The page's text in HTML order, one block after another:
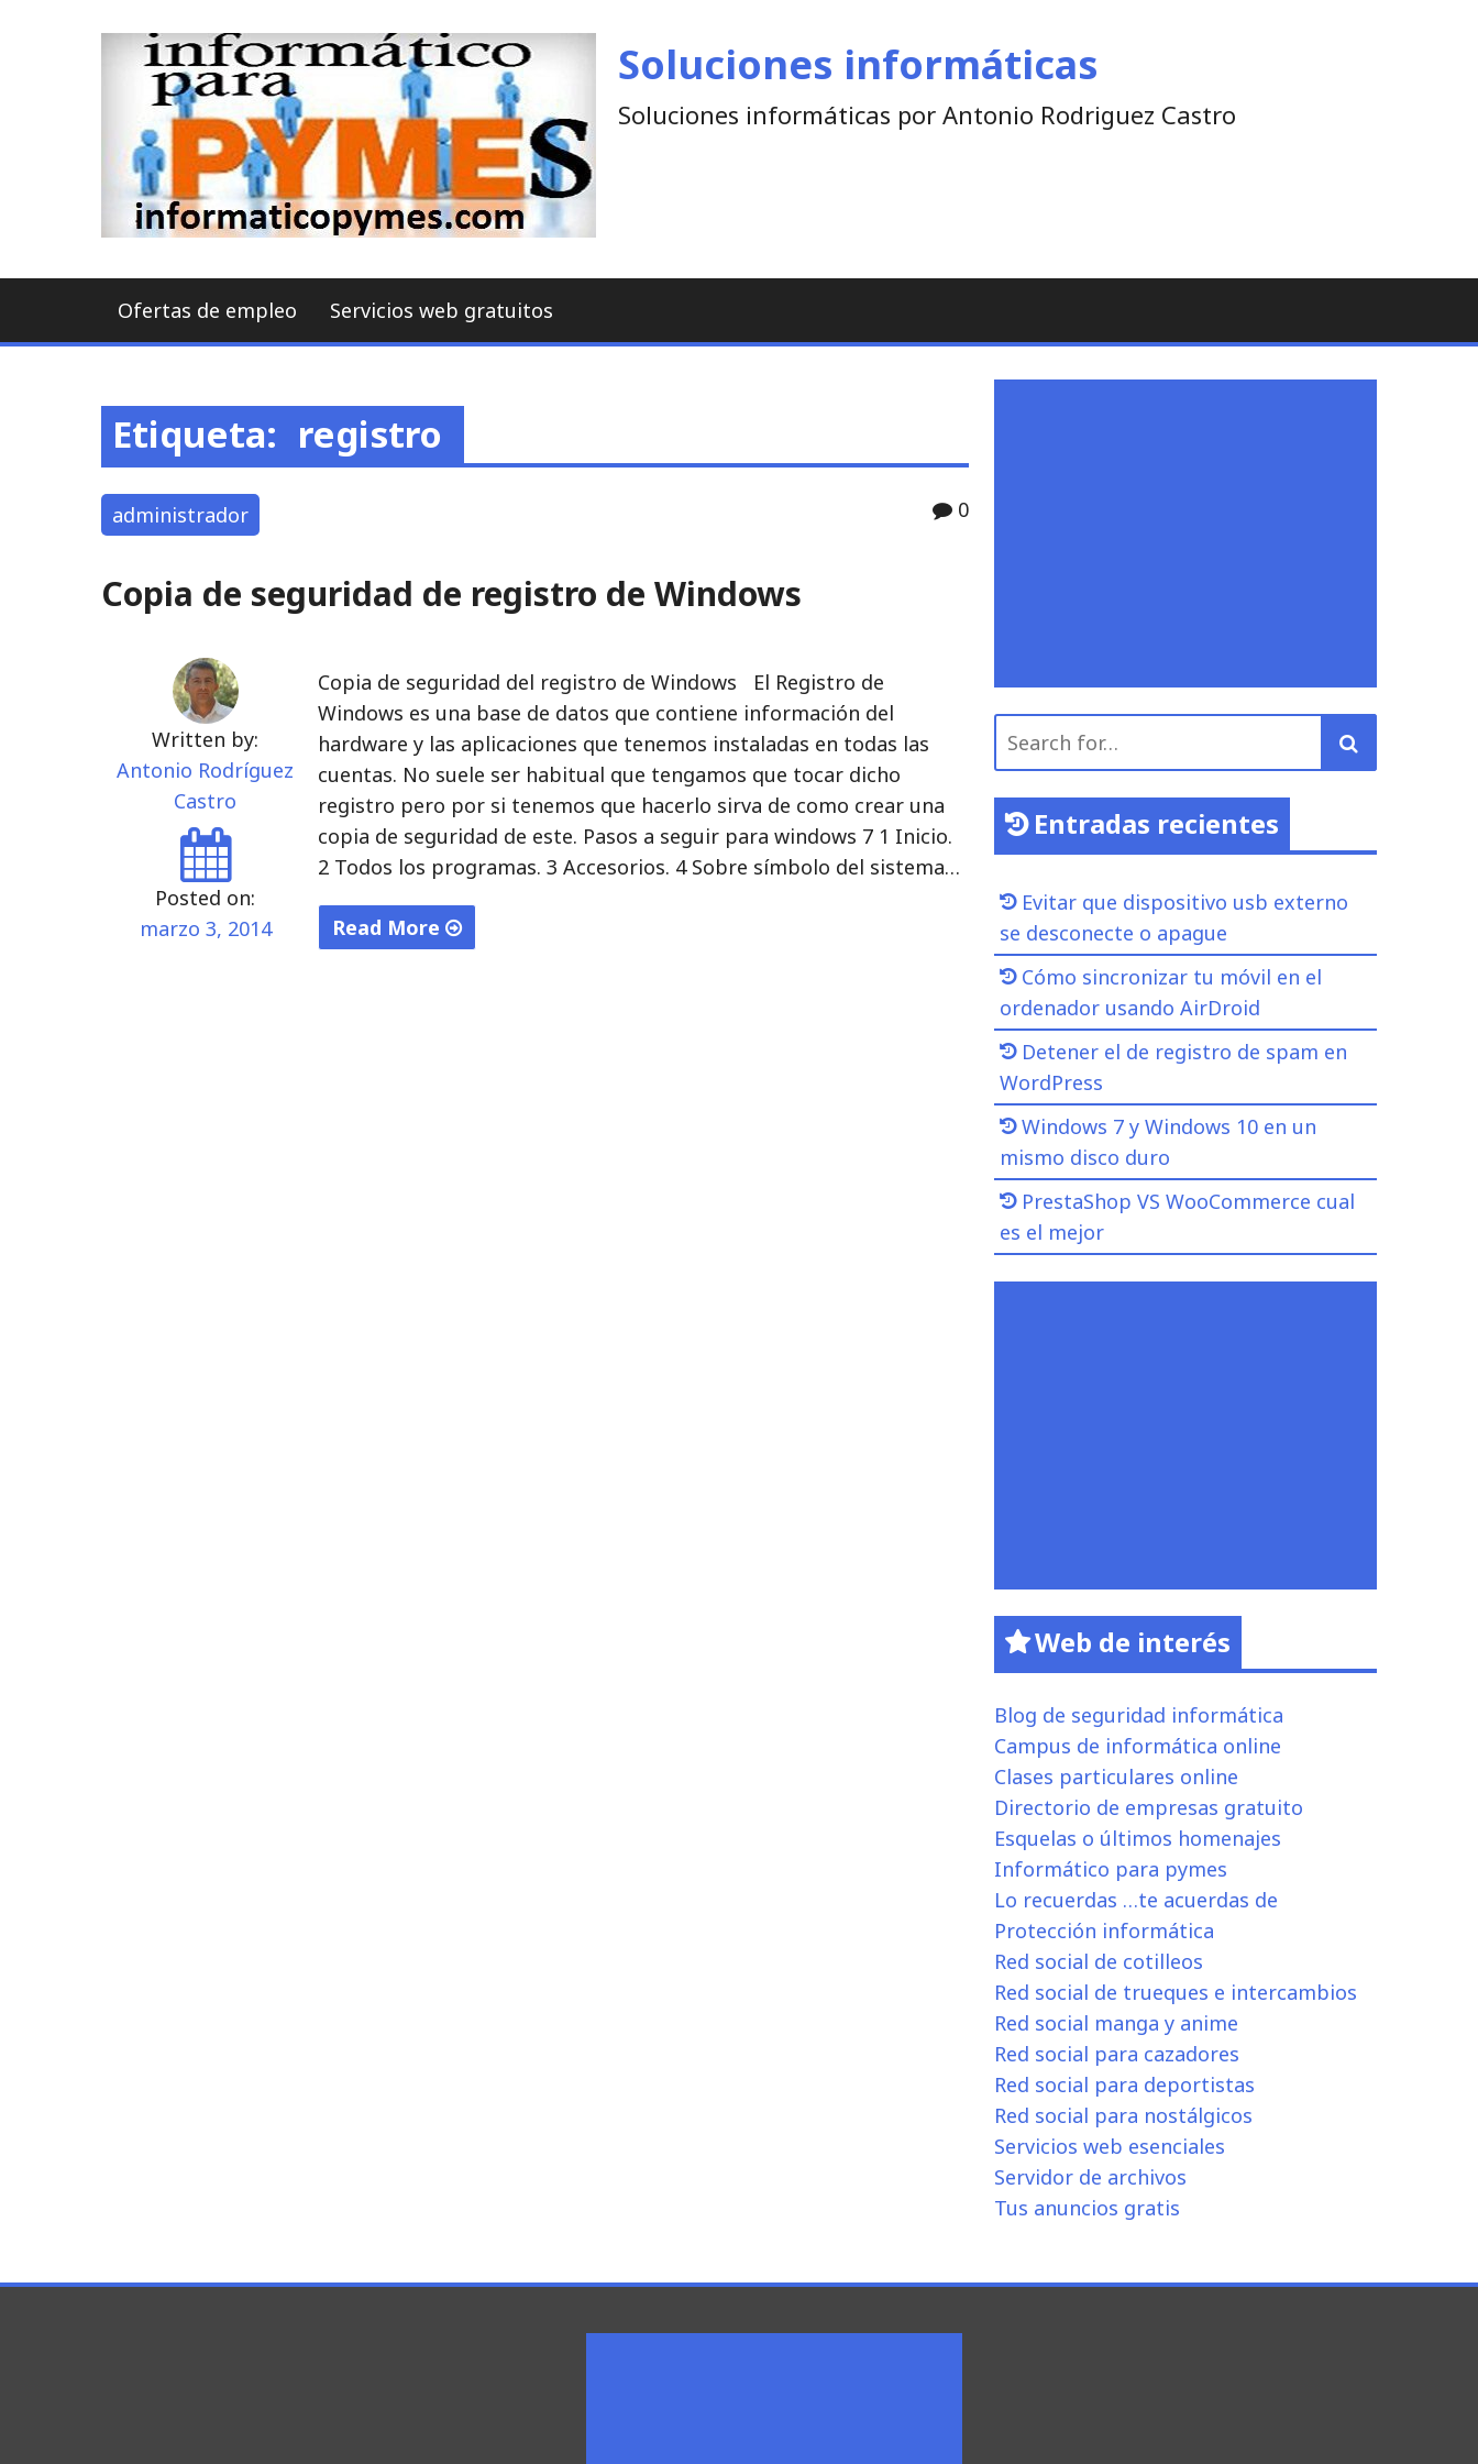
Soluciones informáticas
Soluciones informáticas por Antonio Rodriguez Castro
Ofertas de empleo Servicios web gratuitos
Etiqueta: registro
administrador 0
Copia de seguridad de registro de Windows
Written by:
Antonio Rodríguez
Castro
Posted on:
marzo 3, 2014
Copia de seguridad del registro de Windows El Registro de
Windows es una base de datos que contiene información del
hardware y las aplicaciones que tenemos instaladas en todas las
cuentas. No suele ser habitual que tengamos que tocar dicho
registro pero por si tenemos que hacerlo sirva de como crear una
copia de seguridad de este. Pasos a seguir para windows 7 1 Inicio.
2 Todos los programas. 3 Accesorios. 4 Sobre símbolo del sistema…
Read More
for:
Entradas recientes
Evitar que dispositivo usb externo
se desconecte o apague
Cómo sincronizar tu móvil en el
ordenador usando AirDroid
Detener el de registro de spam en
WordPress
Windows 7 y Windows 10 en un
mismo disco duro
PrestaShop VS WooCommerce cual
es el mejor
Web de interés
Blog de seguridad informática
Campus de informática online
Clases particulares online
Directorio de empresas gratuito
Esquelas o últimos homenajes
Informático para pymes
Lo recuerdas …te acuerdas de
Protección informática
Red social de cotilleos
Red social de trueques e intercambios
Red social manga y anime
Red social para cazadores
Red social para deportistas
Red social para nostálgicos
Servicios web esenciales
Servidor de archivos
Tus anuncios gratis